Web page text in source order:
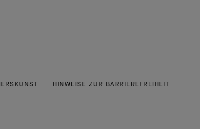
HINWEISE ZUR BARRIEREFREIHEIT